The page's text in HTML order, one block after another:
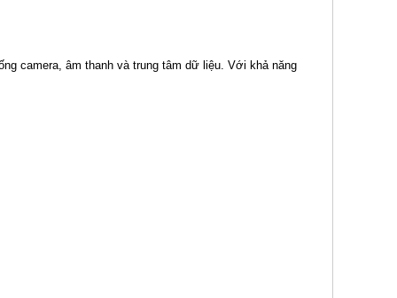
camera, âm thanh và trung tâm dữ liệu. Với khả năng